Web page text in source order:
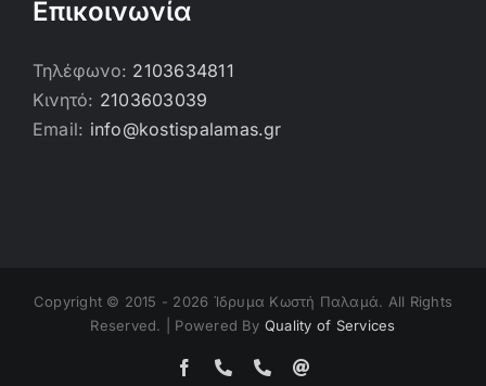
Επικοινωνία
Τηλέφωνο: 2103634811
Κινητό: 2103603039
Email: info@kostispalamas.gr
Copyright © 2015 - 2026 Ίδρυμα Κωστή Παλαμά. All Rights
Reserved. | Powered By Quality of Services
FacebookΤηλέφωνο
Τηλέφωνο